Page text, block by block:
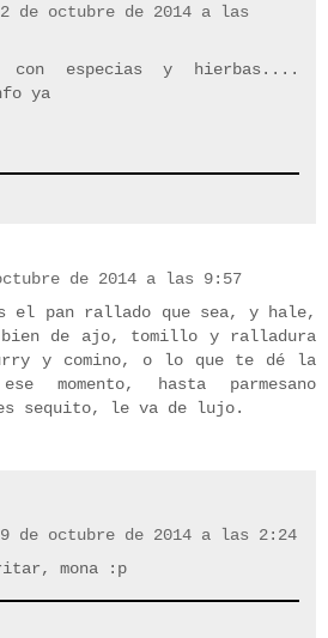
de octubre de 2014 a las
con especias y hierbas....
ya
de 2014 a las 9:57
el pan rallado que sea, y hale,
de ajo, tomillo y ralladura
y comino, o lo que te dé la
momento, hasta parmesano
sequito, le va de lujo.
de octubre de 2014 a las 2:24
mona :p